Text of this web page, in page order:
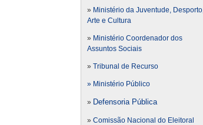
» Ministério da Juventude, Desporto,
Arte e Cultura
» Ministério Coordenador dos
Assuntos Sociais
» Tribunal de Recurso
» Ministério Público
» Defensoria Pública
» Comissão Nacional do Eleitoral